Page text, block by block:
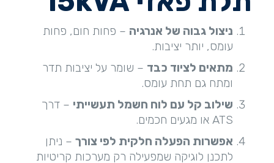
ניצול גבוה של אנרגיה – פחות חום, פחות
עומס, יותר יציבות.
מתאים לציוד כבד – שומר על יציבות תדר
ומתח גם תחת עומס.
שילוב קל עם לוח חשמל תעשייתי – דרך
ATS או מגעים חכמים.
אפשרות הפעלה חלקית לפי צורך– ניתן
לתכנן לוגיקה שמפעילה רק מערכות קריטיות